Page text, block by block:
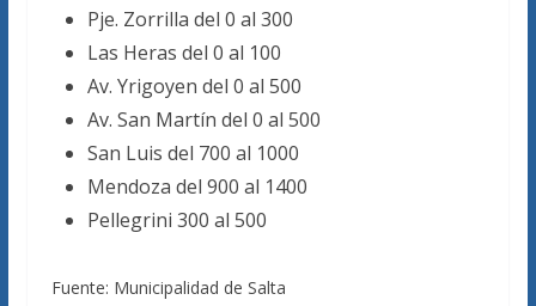
Pje. Zorrilla del 0 al 300
Las Heras del 0 al 100
Av. Yrigoyen del 0 al 500
Av. San Martín del 0 al 500
San Luis del 700 al 1000
Mendoza del 900 al 1400
Pellegrini 300 al 500
Fuente: Municipalidad de Salta